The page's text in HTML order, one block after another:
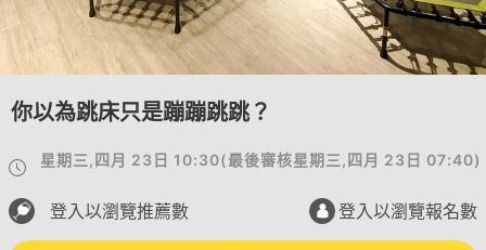
你以為跳床只是蹦蹦跳跳？
星期三,四月 23日 10:30(最後審核星期三,四月 23日 07:40)
登入以瀏覽推薦數 登入以瀏覽報名數